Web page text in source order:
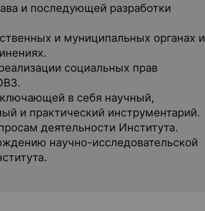
и последующей разработки
и муниципальных органах и
социальных прав
в себя научный,
и практический инструментарий.
деятельности Института.
научно-исследовательской